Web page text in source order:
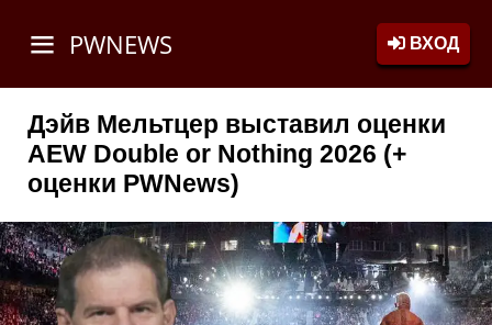
PWNEWS ВХОД
Дэйв Мельтцер выставил оценки
AEW Double or Nothing 2026 (+
оценки PWNews)